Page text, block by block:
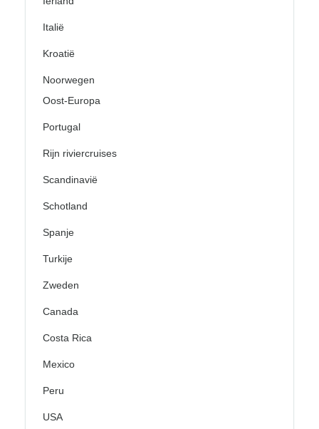
Italië
Kroatië
Noorwegen
Oost-Europa
Portugal
Rijn riviercruises
Scandinavië
Schotland
Spanje
Turkije
Zweden
Canada
Costa Rica
Mexico
Peru
USA